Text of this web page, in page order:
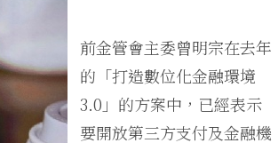
前金管會主委曾明宗在去年
的「打造數位化金融環境
3.0」的方案中，已經表示
要開放第三方支付及金融機